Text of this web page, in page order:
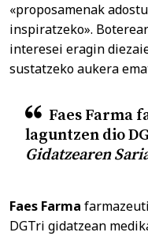
«proposamenak
inspiratzeko».
interesei eragin
sustatzeko aukera
Faes Farma
laguntzen dio
Gidatzearen
Faes Farma
DGTri gidatzean